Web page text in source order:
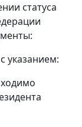
статуса
указанием: